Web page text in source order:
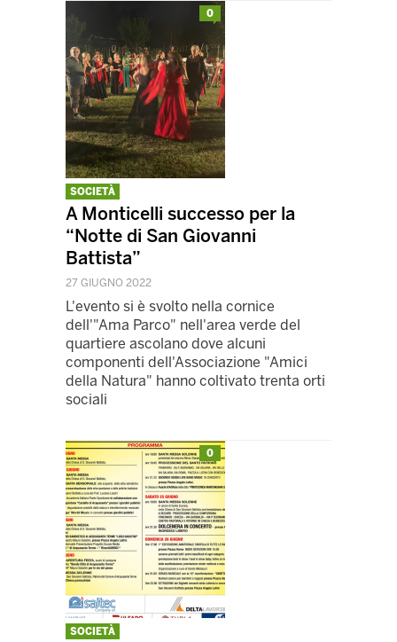
0
SOCIETÀ
A Monticelli successo per la
“Notte di San Giovanni
Battista”
27 GIUGNO 2022
L'evento si è svolto nella cornice
dell'"Ama Parco" nell'area verde del
quartiere ascolano dove alcuni
componenti dell'Associazione "Amici
della Natura" hanno coltivato trenta orti
sociali
0
SOCIETÀ